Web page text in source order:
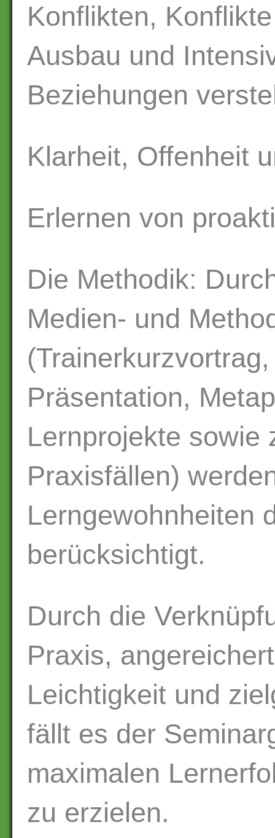
Konflikten,
Ausbau und
Beziehungen
Klarheit, Offenheit
Erlernen von
Die Methodik:
Medien- und
Präsentation,
Lernprojekte sowie
Praxisfällen)
Lerngewohnheiten
berücksichtigt.
Durch die
Praxis,
Leichtigkeit und
fällt es der
maximalen
zu erzielen.